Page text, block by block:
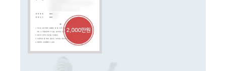
법률 블로그
뉴스레터/브로슈어